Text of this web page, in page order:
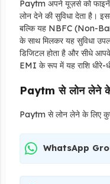
Paytm अपने यूज़र्स को
लोन देने की सुविधा देता है।
बल्कि यह NBFC (Non-
के साथ मिलकर यह सुविधा
डिजिटल होता है और सीधे
EMI के रूप में यह राशि धीरे-
Paytm से लोन लेने के
Paytm से लोन लेने के लिए कुछ
WhatsApp